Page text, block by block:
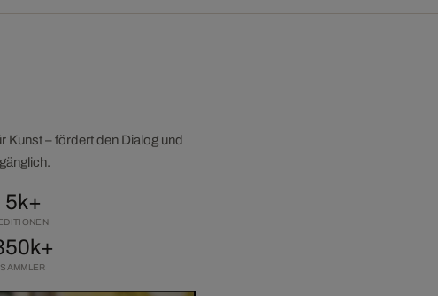
Kunst – fördert den Dialog und
5k+
SAMMLER